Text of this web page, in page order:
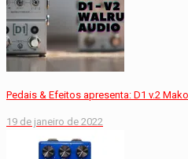
Pedais & Efeitos apresenta: D1 v.2
19 de janeiro de 2022